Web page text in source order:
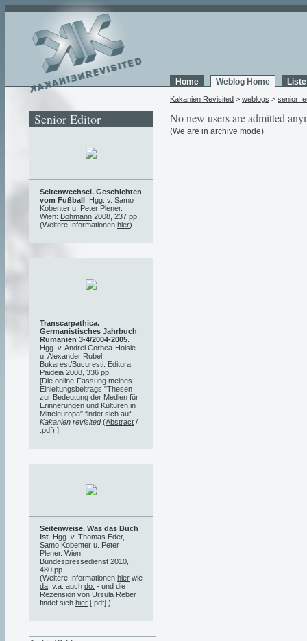
Home Weblog Home
Kakanien Revisited > weblogs >
No new users are admitted
(We are in archive mode)
Senior Editor
Seitenwechsel. Geschichten
vom Fußball . Hgg. v. Samo
Kobenter u. Peter Plener.
Wien: Bohmann 2008, 237 pp.
(Weitere Informationen hier)
Transcarpathica.
Germanistisches Jahrbuch
Rumänien 3-4/2004-2005
Hgg. v. Andrei Corbea-Hoisie
u. Alexander Rubel.
Bukarest/Bucuresti: Editura
Paideia 2008, 336 pp.
[Die online-Fassung meines
Einleitungsbeitrags "Thesen
zur Bedeutung der Medien für
Erinnerungen und Kulturen in
Mitteleuropa" findet sich auf
Kakanien revisited(Abstract /
.pdf).]
Seitenweise. Was das Buch
ist . Hgg. v. Thomas Eder,
Samo Kobenter u. Peter
Plener. Wien:
Bundespressedienst 2010,
480 pp.
(Weitere Informationen hier wie
da , v.a. auch do. - und die
Rezension von Ursula Reber
findet sich hier [.pdf].)